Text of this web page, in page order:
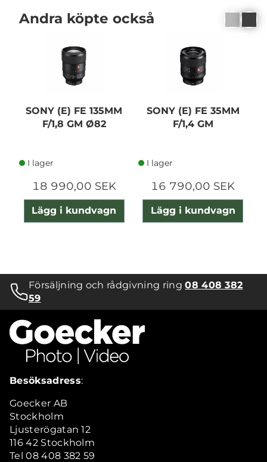
Andra köpte också
SONY (E) FE 135MM
F/1,8 GM Ø82
I lager
18 990,00 SEK
Lägg i kundvagn
SONY (E) FE 35MM
F/1,4 GM
I lager
16 790,00 SEK
Lägg i kundvagn
Försäljning och rådgivning ring08 408 382
59
Besöksadress:
Goecker AB
Stockholm
Ljusterögatan 12
116 42 Stockholm
Tel 08 408 382 59